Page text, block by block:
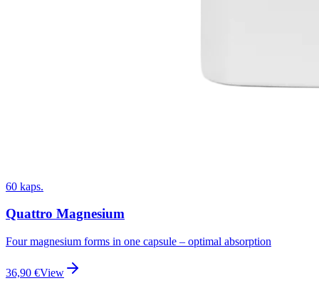
60 kaps.
Quattro Magnesium
Four magnesium forms in one capsule – optimal absorption
36,90 €View